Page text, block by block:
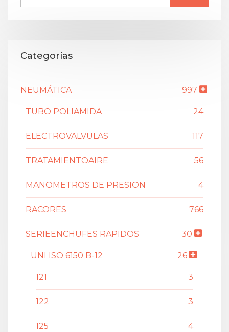
Categorías
NEUMÁTICA 997
TUBO POLIAMIDA 24
ELECTROVALVULAS 117
TRATAMIENTOAIRE 56
MANOMETROS DE PRESION 4
RACORES 766
SERIEENCHUFES RAPIDOS 30
UNI ISO 6150 B-12 26
121 3
122 3
125 4